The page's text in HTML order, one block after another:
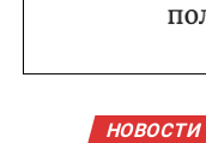
НОВОСТИ